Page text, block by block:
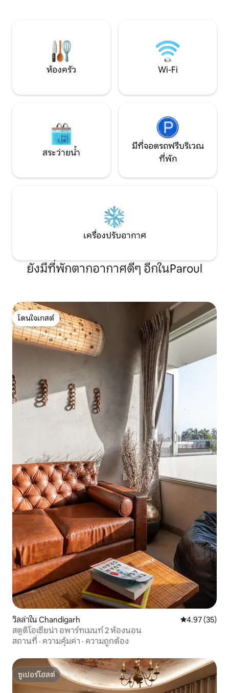
ชานดีการ์ เซกเตอร์ 17 และมอบความสมดุล
ที่สมบูรณ์แบบระหว่างธรรมชาติและการเข้า
ทางบนถนนคดเคี้ย
ลา
ห้องครัว Wi-Fi
สระว่ายน้ำ
มีที่จอดรถฟรีบริเวณ
ที่พัก
เครื่องปรับอากาศ
ยังมีที่พักตากอากาศดีๆ อีกในParoul
โดนใจเกสต์
โดนใจเกสต์
วิลล่าใน Chandigarh คะแนนเฉลี่ย
4.97 (35)
สตูดิโอเซียน่า อพาร์ทเมนท์ 2 ห้องนอน
สถานที่ · ความคุ้มค่า · ความถูกต้อง
ซูเปอร์โฮสต์
ซูเปอร์โฮสต์